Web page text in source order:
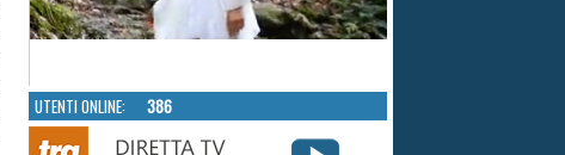
UTENTI ONLINE: 386